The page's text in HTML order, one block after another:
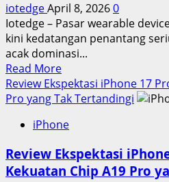
iotedgeApril 8, 20260
Iotedge – Pasar wearable
kini kedatangan penantang
acak dominasi...
Read MoreRead
more
about
WINKEY
Ara,
Baterai
Review Ekspektasi iPhone 17
Pro yang Tak Tertandingi
iPhone
Review Ekspektasi
Kekuatan Chip A19 Pro